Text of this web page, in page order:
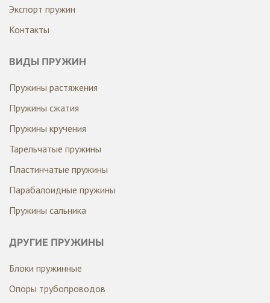
Экспорт пружин
Контакты
ВИДЫ ПРУЖИН
Пружины растяжения
Пружины сжатия
Пружины кручения
Тарельчатые пружины
Пластинчатые пружины
Парабалоидные пружины
Пружины сальника
ДРУГИЕ ПРУЖИНЫ
Блоки пружинные
Опоры трубопроводов